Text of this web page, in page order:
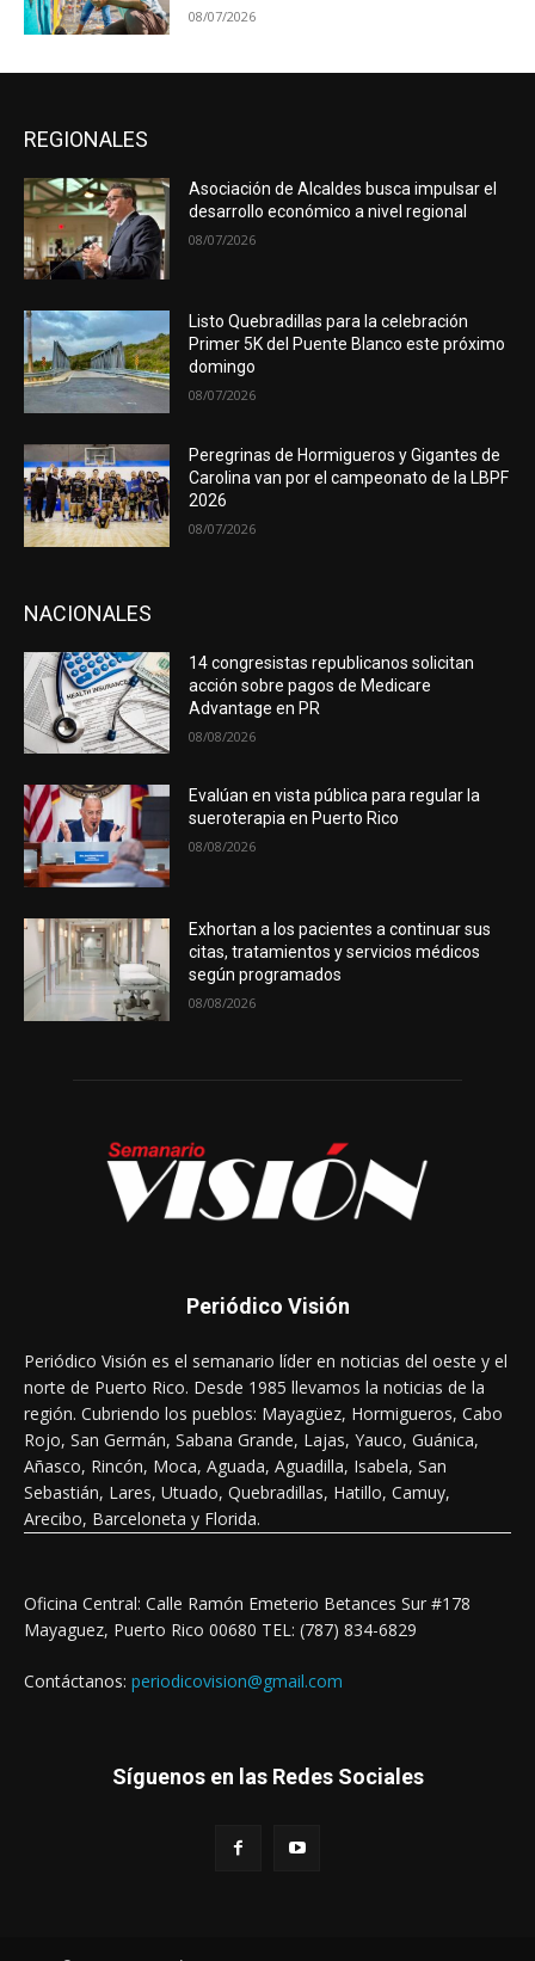
08/07/2026
REGIONALES
Asociación de Alcaldes busca impulsar el
desarrollo económico a nivel regional
08/07/2026
Listo Quebradillas para la celebración
Primer 5K del Puente Blanco este próximo
domingo
08/07/2026
Peregrinas de Hormigueros y Gigantes de
Carolina van por el campeonato de la LBPF
2026
08/07/2026
NACIONALES
14 congresistas republicanos solicitan
acción sobre pagos de Medicare
Advantage en PR
08/08/2026
Evalúan en vista pública para regular la
sueroterapia en Puerto Rico
08/08/2026
Exhortan a los pacientes a continuar sus
citas, tratamientos y servicios médicos
según programados
08/08/2026
Periódico Visión
Periódico Visión es el semanario líder en noticias del oeste y el
norte de Puerto Rico. Desde 1985 llevamos la noticias de la
región. Cubriendo los pueblos: Mayagüez, Hormigueros, Cabo
Rojo, San Germán, Sabana Grande, Lajas, Yauco, Guánica,
Añasco, Rincón, Moca, Aguada, Aguadilla, Isabela, San
Sebastián, Lares, Utuado, Quebradillas, Hatillo, Camuy,
Arecibo, Barceloneta y Florida.
Oficina Central: Calle Ramón Emeterio Betances Sur #178
Mayaguez, Puerto Rico 00680 TEL: (787) 834-6829
Contáctanos: periodicovision@gmail.com
Síguenos en las Redes Sociales